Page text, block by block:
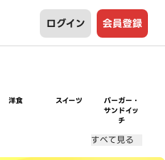
ログイン 会員登録
洋食 スイーツ
バーガー・
サンドイッ
チ
すべて見る